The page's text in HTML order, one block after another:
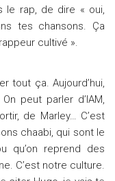
le rap, de dire « oui,
tes chansons. Ça
cultivé ».
tout ça. Aujourd’hui,
peut parler d’IAM,
de Marley… C’est
chaabi, qui sont le
qu’on reprend des
C’est notre culture.